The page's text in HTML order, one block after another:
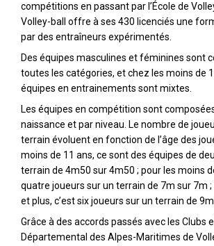
compétitions en passant par l’École de
Volley-ball offre à ses 430 licenciés une
par des entraîneurs expérimentés.
Des équipes masculines et féminines sont
toutes les catégories, et chez les moins de
équipes en entrainements sont mixtes.
Les équipes en compétition sont
naissance et par niveau. Le nombre de
terrain évoluent en fonction de l’âge des
moins de 11 ans, ce sont des équipes de
terrain de 4m50 sur 4m50 ; pour les moins
quatre joueurs sur un terrain de 7m sur 7m ;
et plus, c’est six joueurs sur un terrain de
Grâce à des accords passés avec les Clubs
Départemental des Alpes-Maritimes de